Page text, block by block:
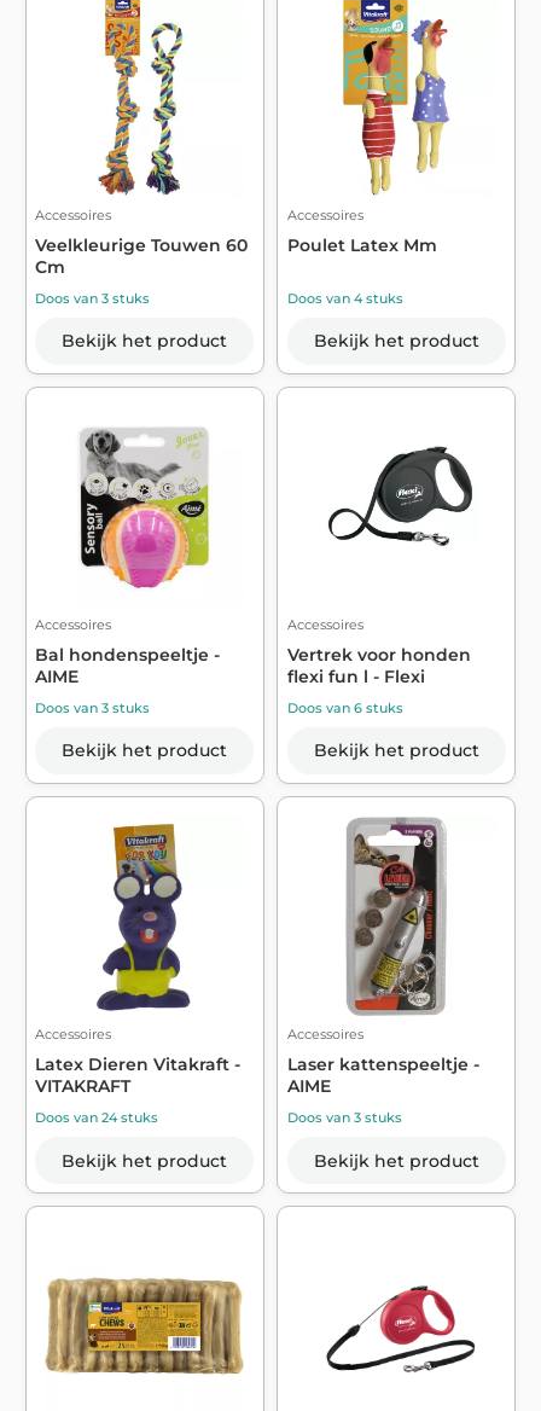
Accessoires
Veelkleurige Touwen 60
Cm
Doos van 3 stuks
Bekijk het product
Accessoires
Poulet Latex Mm
Doos van 4 stuks
Bekijk het product
Accessoires
Bal hondenspeeltje -
AIME
Doos van 3 stuks
Bekijk het product
Accessoires
Vertrek voor honden
flexi fun l - Flexi
Doos van 6 stuks
Bekijk het product
Accessoires
Latex Dieren Vitakraft -
VITAKRAFT
Doos van 24 stuks
Bekijk het product
Accessoires
Laser kattenspeeltje -
AIME
Doos van 3 stuks
Bekijk het product